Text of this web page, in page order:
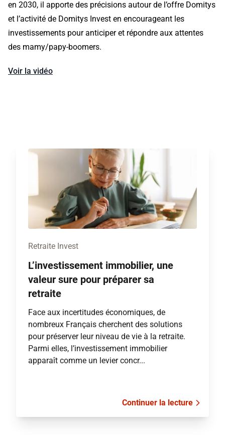
en 2030, il apporte des précisions autour de l’offre Domitys
et l’activité de Domitys Invest en encourageant les
investissements pour anticiper et répondre aux attentes
des mamy/papy-boomers.
Voir la vidéo
Retraite Invest
L’investissement immobilier, une
valeur sure pour préparer sa
retraite
Face aux incertitudes économiques, de
nombreux Français cherchent des solutions
pour préserver leur niveau de vie à la retraite.
Parmi elles, l’investissement immobilier
apparaît comme un levier concr...
Continuer la lecture